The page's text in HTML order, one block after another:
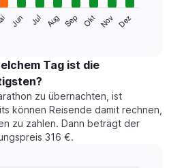
Jun Jul Aug Sep Okt Nov Dez
Tag ist die
zu übernachten, ist
können Reisende damit rechnen,
zu zahlen. Dann beträgt der
316 €.